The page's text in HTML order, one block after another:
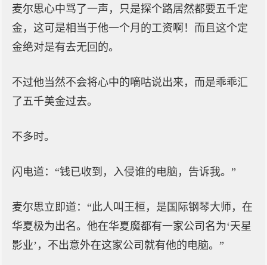
麦尔思心中骂了一声，只是探个路居然都要五千定
金，这可是相当于他一个月的工资啊！而且这个定
金绝对是有去无回的。
不过他当然不会将心中的嘀咕说出来，而是乖乖汇
了五千美金过去。
不多时。
闪电道：“钱已收到，入侵谁的电脑，告诉我。”
麦尔思立即道：“此人叫王桓，是国际钢琴大师，在
华夏极为出名。他在华夏魔都有一家公司名为‘天星
影业’，不出意外在这家公司就有他的电脑。”